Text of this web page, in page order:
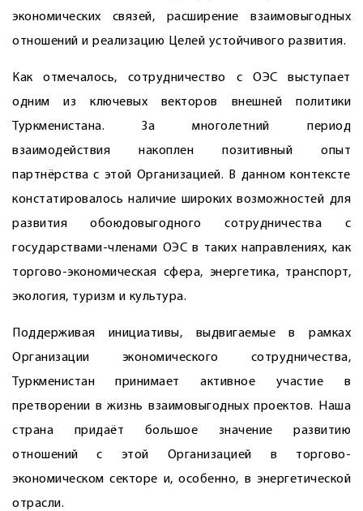
экономических связей, расширение взаимовыгодных
отношений и реализацию Целей устойчивого развития.
Как отмечалось, сотрудничество с ОЭС выступает
одним из ключевых векторов внешней политики
Туркменистана. За многолетний период
взаимодействия накоплен позитивный опыт
партнёрства с этой Организацией. В данном контексте
констатировалось наличие широких возможностей для
развития обоюдовыгодного сотрудничества с
государствами-членами ОЭС в таких направлениях, как
торгово-экономическая сфера, энергетика, транспорт,
экология, туризм и культура.
Поддерживая инициативы, выдвигаемые в рамках
Организации экономического сотрудничества,
Туркменистан принимает активное участие в
претворении в жизнь взаимовыгодных проектов. Наша
страна придаёт большое значение развитию
отношений с этой Организацией в торгово-
экономическом секторе и, особенно, в энергетической
отрасли.